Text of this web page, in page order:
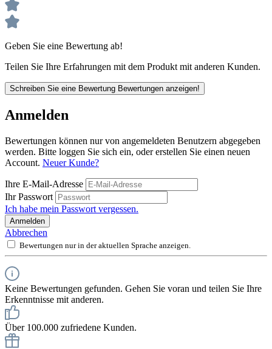
Geben Sie eine Bewertung ab!
Teilen Sie Ihre Erfahrungen mit dem Produkt mit anderen Kunden.
Schreiben Sie eine Bewertung Bewertungen anzeigen!
Anmelden
Bewertungen können nur von angemeldeten Benutzern abgegeben
werden. Bitte loggen Sie sich ein, oder erstellen Sie einen neuen
Account. Neuer Kunde?
Ihre E-Mail-Adresse
Ihr Passwort
Ich habe mein Passwort vergessen.
Anmelden
Abbrechen
Bewertungen nur in der aktuellen Sprache anzeigen.
Keine Bewertungen gefunden. Gehen Sie voran und teilen Sie Ihre
Erkenntnisse mit anderen.
Über 100.000 zufriedene Kunden.